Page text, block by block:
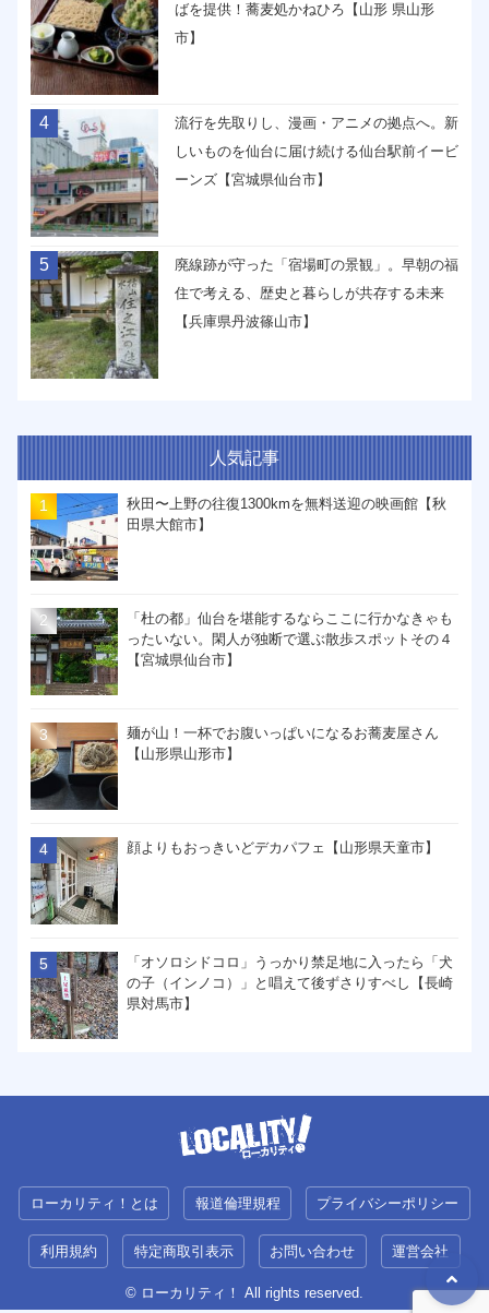
ばを提供！蕎麦処かねひろ【山形 県山形
市】
4
流行を先取りし、漫画・アニメの拠点へ。新
しいものを仙台に届け続ける仙台駅前イービ
ーンズ【宮城県仙台市】
5
廃線跡が守った「宿場町の景観」。早朝の福
住で考える、歴史と暮らしが共存する未来
【兵庫県丹波篠山市】
人気記事
秋田〜上野の往復1300kmを無料送迎の映画館【秋
田県大館市】
「杜の都」仙台を堪能するならここに行かなきゃも
ったいない。閑人が独断で選ぶ散歩スポットその４
【宮城県仙台市】
麺が山！一杯でお腹いっぱいになるお蕎麦屋さん
【山形県山形市】
顔よりもおっきいどデカパフェ【山形県天童市】
「オソロシドコロ」うっかり禁足地に入ったら「犬
の子（インノコ）」と唱えて後ずさりすべし【長崎
県対馬市】
ローカリティ！とは 報道倫理規程 プライバシーポリシー
利用規約 特定商取引表示 お問い合わせ 運営会社
© ローカリティ！ All rights reserved.